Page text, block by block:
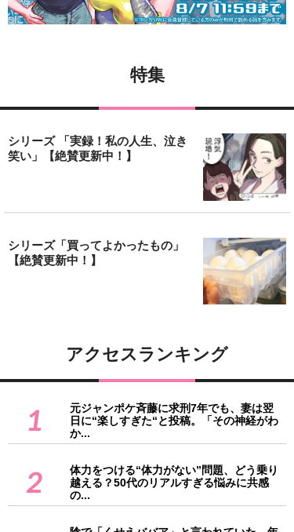
特集
シリーズ 「実録！私の人生、泣き
笑い」【絶賛更新中！】
シリーズ「買ってよかったもの」
【絶賛更新中！】
アクセスランキング
1
元ジャンポケ斉藤に求刑7年でも、妻は翌
日に“楽しすぎた“と投稿。「その神経がわ
か...
2
体力をつける“体力がない”問題、どう乗り
越える？50代のリアルすぎる悩みに共感
の...